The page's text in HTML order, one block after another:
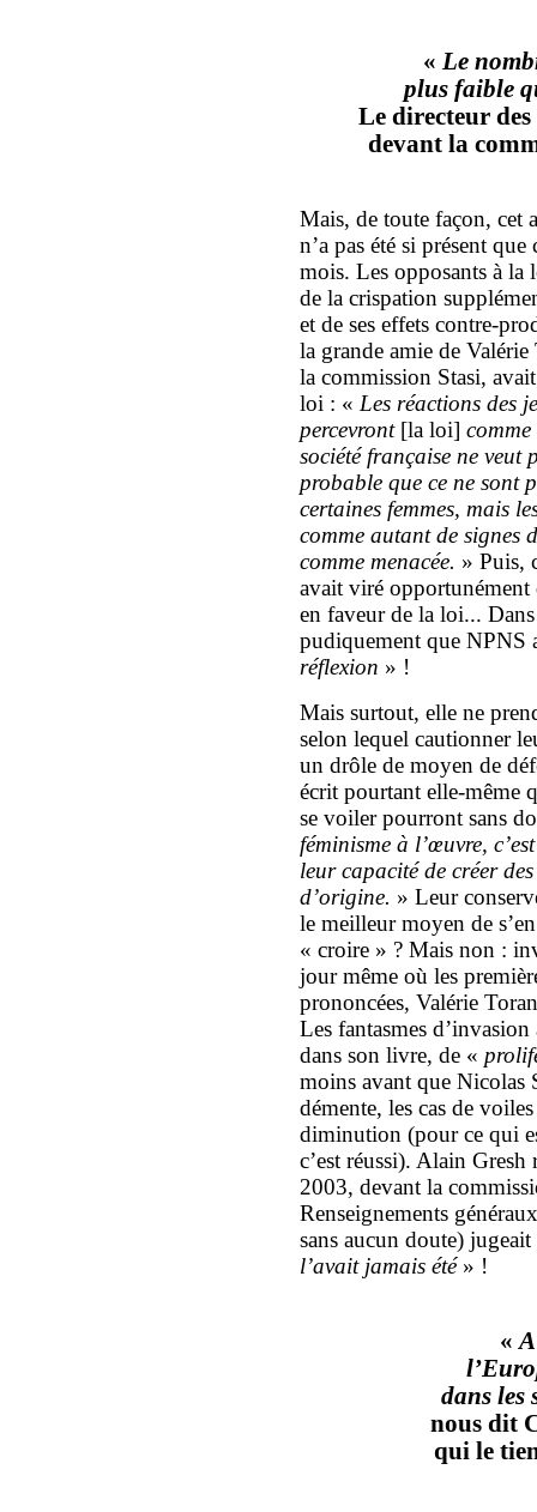
« Le
plus faible
Le directeur des
devant la
Mais, de toute façon, cet
n’a pas été si présent
mois. Les opposants à
de la crispation
et de ses effets contre-
la grande amie de
la commission Stasi,
loi : « Les réactions des
percevront[la loi]
société française ne veut
probable que ce ne sont
certaines femmes, mais
comme autant de signes
comme menacée. » Puis,
avait viré opportunément
en faveur de la loi...
pudiquement que NPNS
réflexion » !
Mais surtout, elle ne
selon lequel cautionner
un drôle de moyen de
écrit pourtant elle-même
se voiler pourront sans
féminisme à l’œuvre,
leur capacité de créer
d’origine. » Leur
le meilleur moyen de
« croire » ? Mais non :
jour même où les
prononcées, Valérie
Les fantasmes
dans son livre, de «
moins avant que Nicolas
démente, les cas de
diminution (pour ce qui
c’est réussi). Alain
2003, devant la
Renseignements
sans aucun doute)
l’avait jamais été» !
«
dans les
nous dit
qui le